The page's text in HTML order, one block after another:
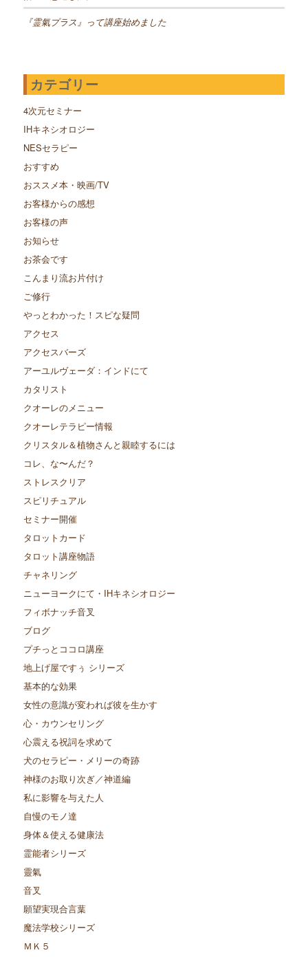
『霊氣プラス』って講座始めました
カテゴリー
4次元セミナー
IHキネシオロジー
NESセラピー
おすすめ
おススメ本・映画/TV
お客様からの感想
お客様の声
お知らせ
お茶会です
こんまり流お片付け
ご修行
やっとわかった！スピな疑問
アクセス
アクセスバーズ
アーユルヴェーダ：インドにて
カタリスト
クオーレのメニュー
クオーレテラピー情報
クリスタル＆植物さんと親睦するには
コレ、な〜んだ？
ストレスクリア
スピリチュアル
セミナー開催
タロットカード
タロット講座物語
チャネリング
ニューヨークにて・IHキネシオロジー
フィボナッチ音叉
ブログ
プチっとココロ講座
地上げ屋ですぅ シリーズ
基本的な効果
女性の意識が変われば彼を生かす
心・カウンセリング
心震える祝詞を求めて
犬のセラピー・メリーの奇跡
神様のお取り次ぎ／神道編
私に影響を与えた人
自慢のモノ達
身体＆使える健康法
霊能者シリーズ
靈氣
音叉
願望実現合言葉
魔法学校シリーズ
ＭＫ５